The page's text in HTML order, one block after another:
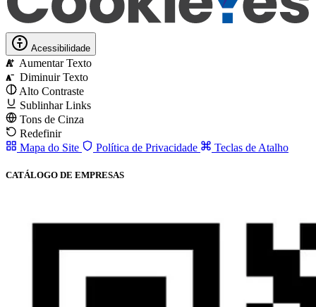
Acessibilidade
A Aumentar Texto
A
Diminuir Texto
Alto Contraste
Sublinhar Links
Tons de Cinza
Redefinir
Mapa do Site
Política de Privacidade Teclas de Atalho
CATÁLOGO DE EMPRESAS